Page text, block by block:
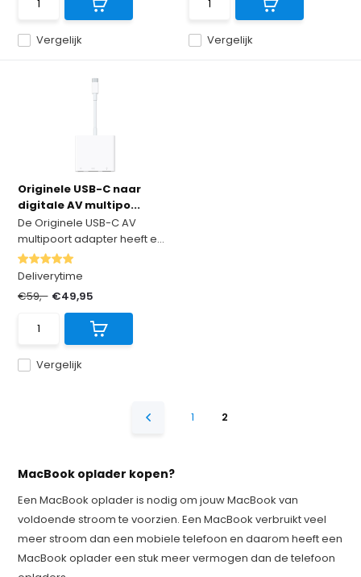
Vergelijk Vergelijk
Originele USB-C naar
digitale AV multipo...
De Originele USB-C AV
multipoort adapter heeft e...
Vergelijk
Deliverytime
€59,- €49,95
1 2
MacBook oplader kopen?
Een MacBook oplader is nodig om jouw MacBook van
voldoende stroom te voorzien. Een MacBook verbruikt veel
meer stroom dan een mobiele telefoon en daarom heeft een
MacBook oplader een stuk meer vermogen dan de telefoon